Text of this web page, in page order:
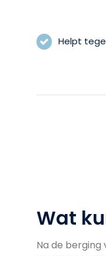
Helpt
Wat
Na de